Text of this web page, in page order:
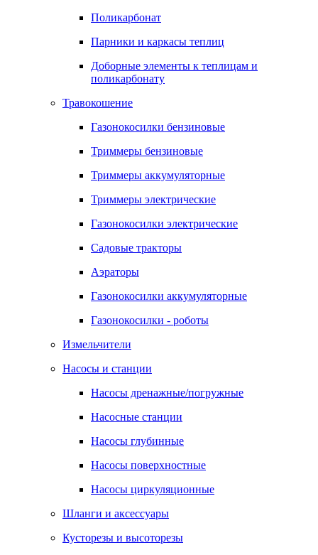
Поликарбонат
Парники и каркасы теплиц
Доборные элементы к теплицам и
поликарбонату
Травокошение
Газонокосилки бензиновые
Триммеры бензиновые
Триммеры аккумуляторные
Триммеры электрические
Газонокосилки электрические
Садовые тракторы
Аэраторы
Газонокосилки аккумуляторные
Газонокосилки - роботы
Измельчители
Насосы и станции
Насосы дренажные/погружные
Насосные станции
Насосы глубинные
Насосы поверхностные
Насосы циркуляционные
Шланги и аксессуары
Кусторезы и высоторезы